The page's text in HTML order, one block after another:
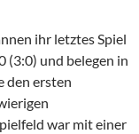
ihr letztes Spiel
(3:0) und belegen in
den ersten
war mit einer